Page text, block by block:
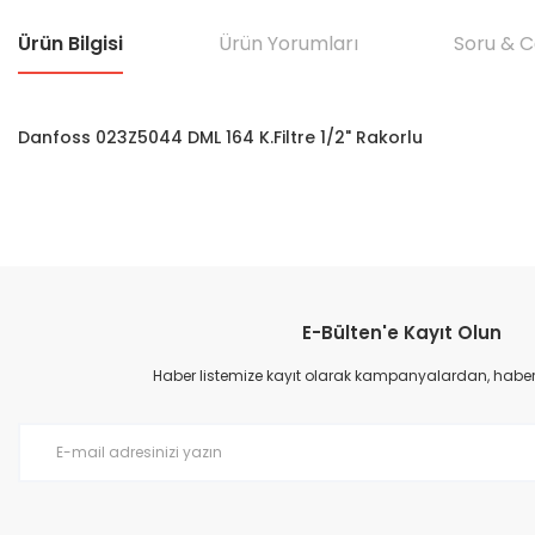
Ürün Bilgisi Ürün Yorumları Soru &
Danfoss 023Z5044 DML 164 K.Filtre 1/2" Rakorlu
Ürün resmi kalitesiz, bozuk veya görüntülenemiyor.
Ürün açıklamasında eksik bilgiler bulunuyor.
E-Bülten'e Kayıt Olun
Haber listemize kayıt olarak kampanyalardan,